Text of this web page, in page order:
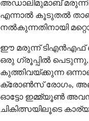
അഡാലിമുമാബ്
എന്നാൽ കൂടുതൽ
നൽകുന്നതിനായി
ഈ മരുന്ന് ടിഎൻഎഫ്
ഒരു ഗ്രൂപ്പിൽ
കുത്തിവയ്ക്കുന്ന
ക്രോൺസ് രോഗം,
ഓട്ടോ ഇമ്മ്യൂൺ
ചികിത്സയിലൂടെ